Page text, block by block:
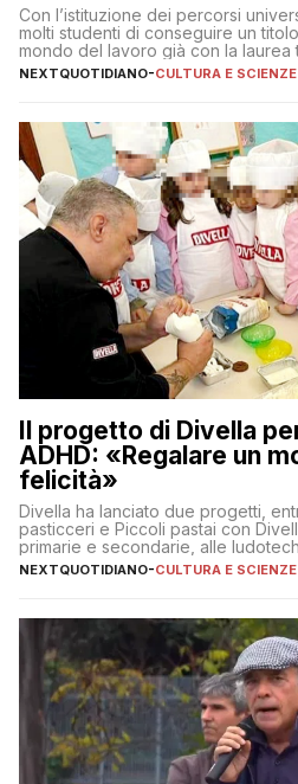
Con l’istituzione dei percorsi
molti studenti di conseguire un
mondo del lavoro già con la laurea
interrogativi che si pongono gli
l’obiettivo di primo livello
NEXTQUOTIDIANO-CULTURA E SCIENZE
Il progetto di Divella
ADHD: «Regalare un
felicità»
Divella ha lanciato due progetti,
pasticceri e Piccoli pastai con
primarie e secondarie, alle
pugliesi che si occupano di bambini
NEXTQUOTIDIANO-CULTURA E SCIENZE